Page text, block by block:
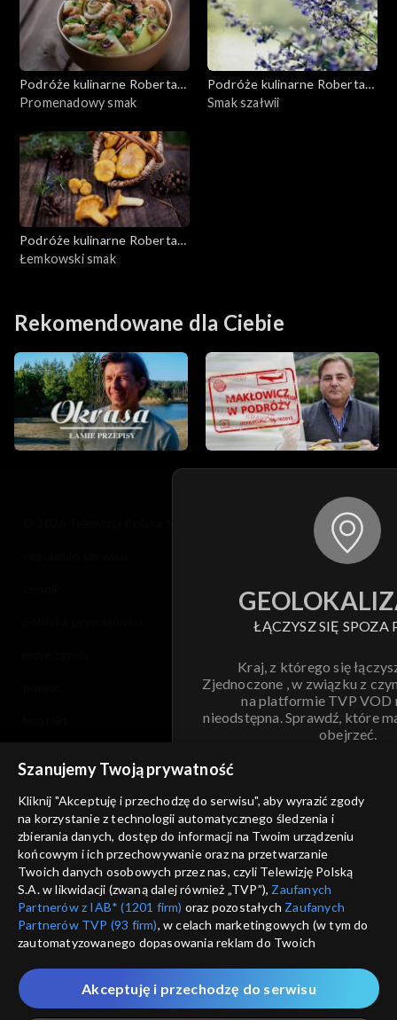
Podróże kulinarne Roberta
Makłowicza
Promenadowy smak
Podróże kulinarne Roberta
Makłowicza
Smak szałwii
Podróże kulinarne Roberta
Makłowicza
Łemkowski smak
Rekomendowane dla Ciebie
ŁĄCZYSZ SIĘ SPOZA
Kraj, z którego się
Zjednoczone , w związku z
na platformie TVP VOD
nieodstępna. Sprawdź, które
obejrzeć.
ANULUJ
informacje o dostawcy usług
Szanujemy Twoją prywatność
Kliknij "Akceptuję i przechodzę do serwisu", aby wyrazić zgody
na korzystanie z technologii automatycznego śledzenia i
zbierania danych, dostęp do informacji na Twoim urządzeniu
końcowym i ich przechowywanie oraz na przetwarzanie
Twoich danych osobowych przez nas, czyli Telewizję Polską
S.A. w likwidacji (zwaną dalej również „TVP”), Zaufanych
Partnerów z IAB* (1201 firm) oraz pozostałych Zaufanych
Partnerów TVP (93 firm), w celach marketingowych (w tym do
zautomatyzowanego dopasowania reklam do Twoich
które wskazujemy poniżej, a także zgody na udostępnianie
przez nas identyfikatora PPID do Google.
Akceptuję i przechodzę do serwisu